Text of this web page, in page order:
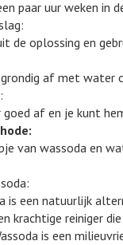
paar uur weken in
de oplossing en
af met water
af en je kunt
van wassoda en
is een natuurlijk
krachtige reiniger
is een